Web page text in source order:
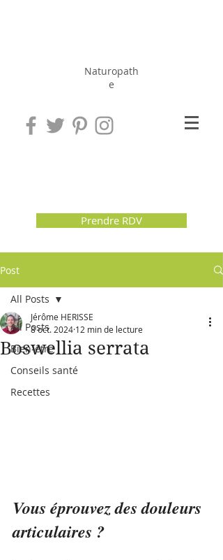
Naturopath
e
Prendre RDV
Post
All Posts
Bien-être
Conseils santé
Recettes
All Posts
Boswellia serrata
Jérôme HERISSE
8 oct. 2024 12 min de lecture
Vous éprouvez des douleurs
articulaires ?